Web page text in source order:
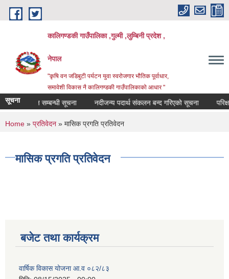
Skip to main content
कालिगण्डकी गाउँपालिका ,गुल्मी ,लुम्बिनी प्रदेश ,
नेपाल
"कृषि वन जडिबुटी पर्यटन युवा स्वरोजगार भौतिक पूर्वाधार,
समावेशी विकास नै कालिगण्डकी गाउँपालिकाको आधार "
सूचना
प्रकाशन सम्बन्धी सूचना नदीजन्य पदार्थ संकलन बन्द गरिएको सूचना
You are here
Home » प्रतिवेदन » मासिक प्रगति प्रतिवेदन
मासिक प्रगति प्रतिवेदन
बजेट तथा कार्यक्रम
वार्षिक विकास योजना आ.व ०८२/८३